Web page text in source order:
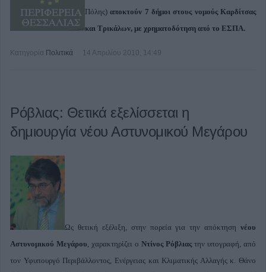
Πόλης)αποκτούν 7 δήμοι στους νομούς Καρδίτσας
και Τρικάλων, με χρηματοδότηση από το ΕΣΠΑ.
Κατηγορία Πολιτικά 14 Απριλίου 2010, 14:49
Ρόβλιας: Θετικά εξελίσσεται η
δημιουργία νέου Αστυνομικού Μεγάρου
Ως θετική εξέλιξη, στην πορεία για την απόκτηση νέου
Αστυνομικού Μεγάρου, χαρακτηρίζει ο Ντίνος Ρόβλιαςτην υπογραφή, από
τον Υφυπουργό Περιβάλλοντος, Ενέργειας και Κλιματικής Αλλαγής κ. Θάνο